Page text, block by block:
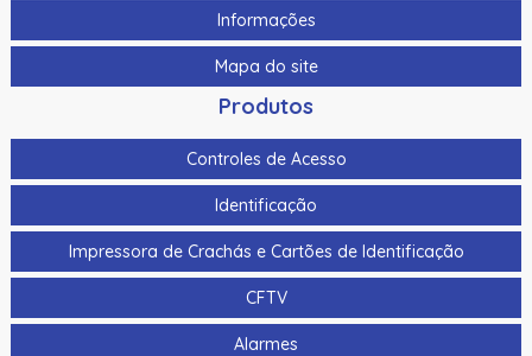
Informações
Mapa do site
Produtos
Controles de Acesso
Identificação
Impressora de Crachás e Cartões de Identificação
CFTV
Alarmes